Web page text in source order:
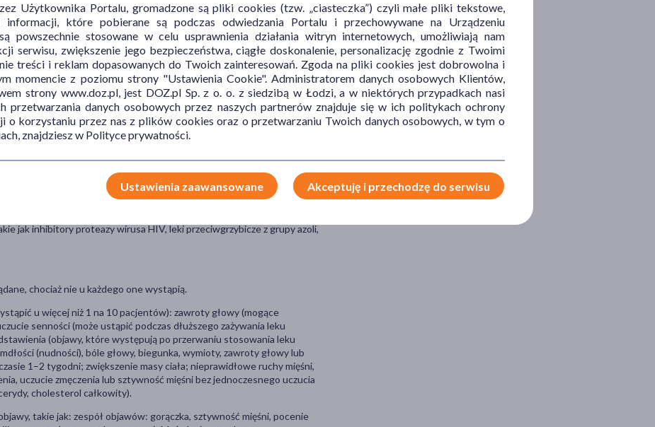
on wpływać na sposób działania leku.
następuje poprawa, o ile lekarz nie zdecyduje inaczej.
depresyjnych w przebiegu choroby dwubiegunowej, pacjent wtedy
poczucie winy lub nie może spać; manii (pacjent może być bardzo
lub nadmiernie aktywny, może też mieć niewłaściwą ocenę sytuacji,
składnik produktu oraz u pacjentów stosujących
jak inhibitory proteazy wirusa HIV, leki przeciwgrzybicze z grupy azoli,
chociaż nie u każdego one wystąpią.
u więcej niż 1 na 10 pacjentów): zawroty głowy (mogące
senności (może ustąpić podczas dłuższego zażywania leku
(objawy, które występują po przerwaniu stosowania leku
(nudności), bóle głowy, biegunka, wymioty, zawroty głowy lub
1–2 tygodni; zwiększenie masy ciała; nieprawidłowe ruchy mięśni,
uczucie zmęczenia lub sztywność mięśni bez jednoczesnego uczucia
cholesterol całkowity).
takie jak: zespół objawów: gorączka, sztywność mięśni, pocenie
Użytkownika Portalu, gromadzone są pliki cookies (tzw. „ciasteczka”) czyli małe pliki tekstowe,
informacji, które pobierane są podczas odwiedzania Portalu i przechowywane na Urządzeniu
powszechnie stosowane w celu usprawnienia działania witryn internetowych, umożliwiają nam
serwisu, zwiększenie jego bezpieczeństwa, ciągłe doskonalenie, personalizację zgodnie z Twoimi
treści i reklam dopasowanych do Twoich zainteresowań. Zgoda na pliki cookies jest dobrowolna i
momencie z poziomu strony "Ustawienia Cookie". Administratorem danych osobowych Klientów,
strony www.doz.pl, jest DOZ.pl Sp. z o. o. z siedzibą w Łodzi, a w niektórych przypadkach nasi
przetwarzania danych osobowych przez naszych partnerów znajduje się w ich politykach ochrony
o korzystaniu przez nas z plików cookies oraz o przetwarzaniu Twoich danych osobowych, w tym o
znajdziesz w Polityce prywatności.
Ustawienia zaawansowane Akceptuję i przechodzę do serwisu